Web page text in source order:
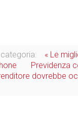
« Le
Previdenza
dovrebbe